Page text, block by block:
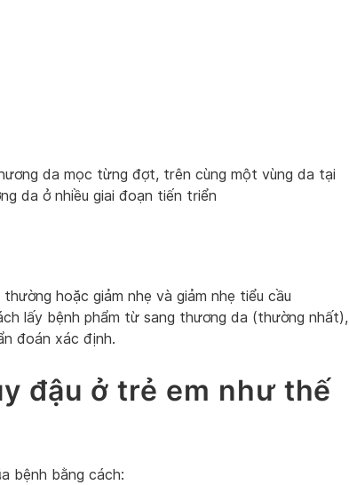
da mọc từng đợt, trên cùng một vùng da tại
da ở nhiều giai đoạn tiến triển
hoặc giảm nhẹ và giảm nhẹ tiểu cầu
lấy bệnh phẩm từ sang thương da (thường nhất),
đoán xác định.
đậu ở trẻ em như thế
bệnh bằng cách: